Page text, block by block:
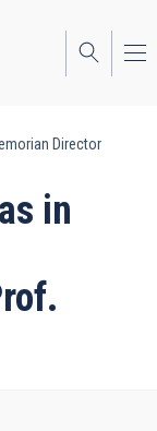
Director
in